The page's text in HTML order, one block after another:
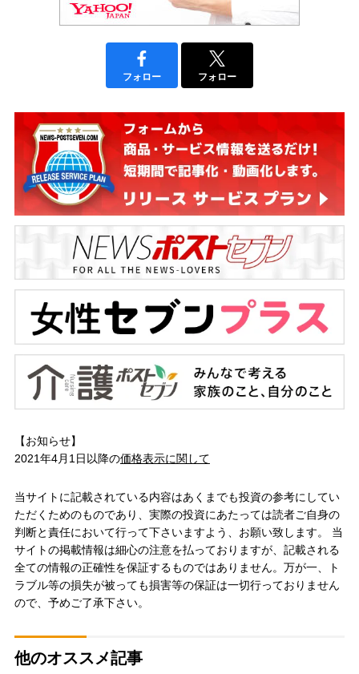
フォロー フォロー
【お知らせ】
2021年4月1日以降の価格表示に関して
当サイトに記載されている内容はあくまでも投資の参考にしてい
ただくためのものであり、実際の投資にあたっては読者ご自身の
判断と責任において行って下さいますよう、お願い致します。 当
サイトの掲載情報は細心の注意を払っておりますが、記載される
全ての情報の正確性を保証するものではありません。万が一、ト
ラブル等の損失が被っても損害等の保証は一切行っておりません
ので、予めご了承下さい。
他のオススメ記事